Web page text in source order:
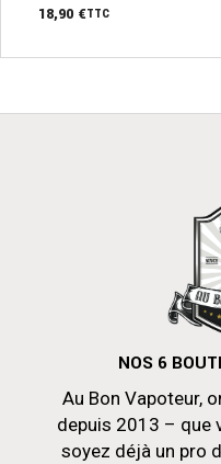
18,90 €TTC
NOS 6
Au Bon Vapoteur,
depuis 2013 – que
soyez déjà un pro